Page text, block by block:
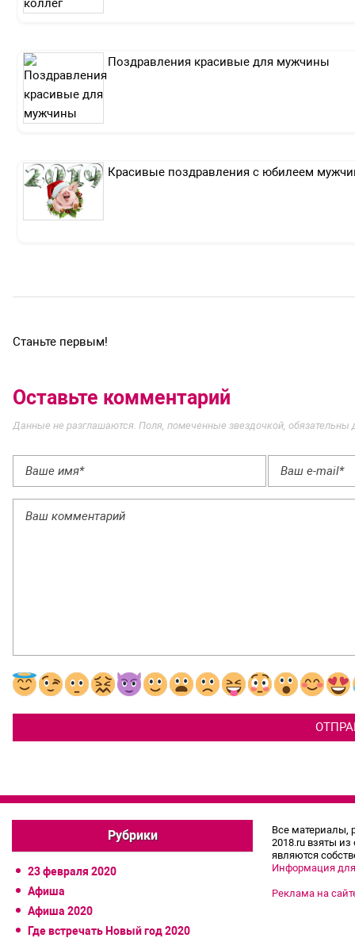
Поздравления красивые для мужчины
Красивые поздравления с юбилеем
Станьте первым!
Оставьте комментарий
Данные не разглашаются. Поля, помеченные звездочкой, обязательны
Рубрики
23 февраля 2020
Афиша
Афиша 2020
Где встречать Новый год 2020
Все материалы,
2018.ru взяты
являются
Информация
Реклама на